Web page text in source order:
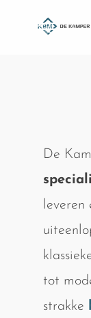
De
leveren
tot
strakke